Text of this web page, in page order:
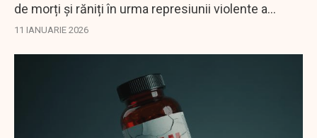
de morți și răniți în urma represiunii violente a
protestelor anti-regim, potrivit unor mărturii ale
11 IANUARIE 2026